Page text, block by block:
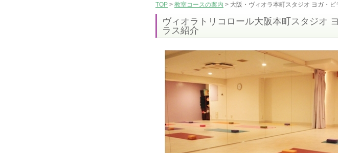
TOP 教室コースの案内 大阪・ヴィオラ本町スタジオ ヨガ・
ヴィオラトリコロール大阪本町スタジオ
ラス紹介